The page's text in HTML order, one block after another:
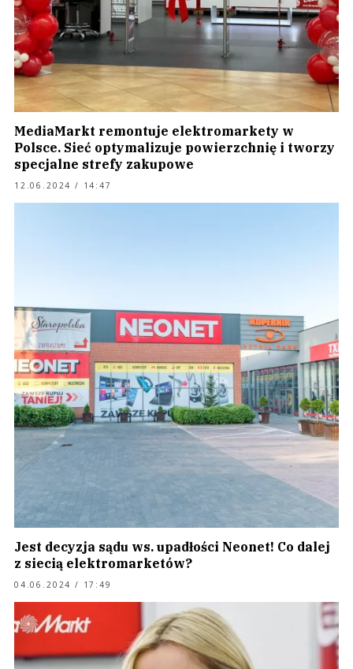
MediaMarkt remontuje elektromarkety w
Polsce. Sieć optymalizuje powierzchnię i tworzy
specjalne strefy zakupowe
12.06.2024 / 14:47
Jest decyzja sądu ws. upadłości Neonet! Co dalej
z siecią elektromarketów?
04.06.2024 / 17:49